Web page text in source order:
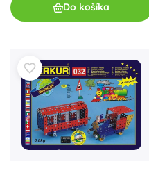
Do košíka